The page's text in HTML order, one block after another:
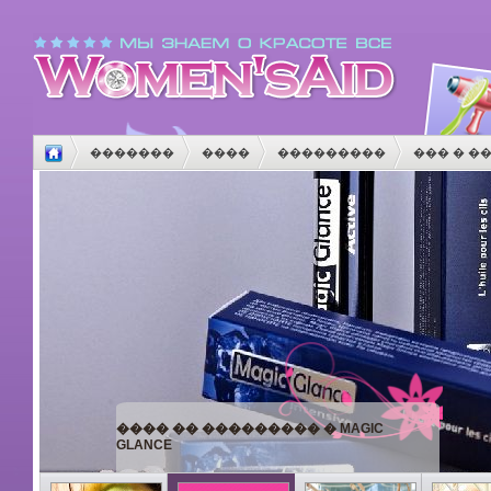
������� ���� ��������� ��� �
���������� ������
���� �� ��������� � MAGIC
GLANCE